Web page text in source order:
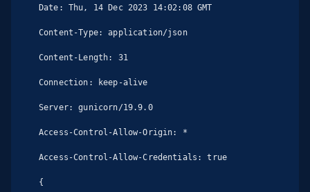
Date: Thu, 14 Dec 2023 14:02:08 GMT
Content-Type: application/json
Content-Length: 31
Connection: keep-alive
Server: gunicorn/19.9.0
Access-Control-Allow-Origin: *
Access-Control-Allow-Credentials: true
{